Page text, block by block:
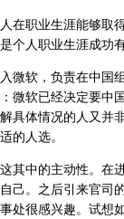
职业生涯能够取
个人职业生涯成功
软，负责在中国
微软已经决定要中
具体情况的人又
的人选。
中的主动性。在
己。之后引来官司
处很感兴趣。试想